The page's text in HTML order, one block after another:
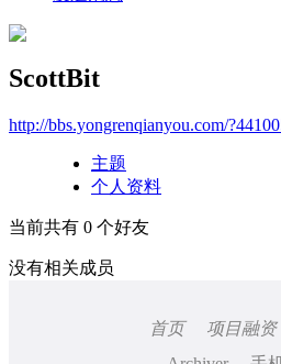
ScottBit
http://bbs.yongrenqianyou.com/
主题
个人资料
当前共有 0 个好友
没有相关成员
首页 项目融资